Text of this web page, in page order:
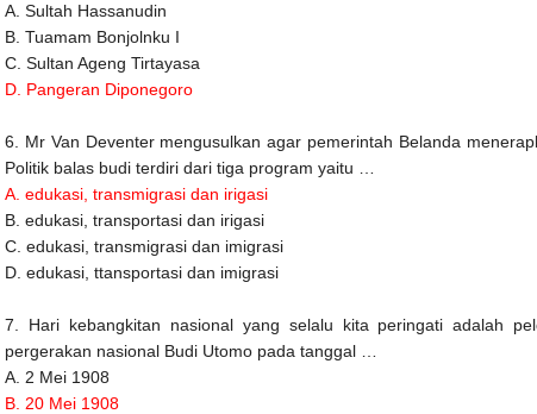
A. Sultah Hassanudin
B. Tuamam Bonjolnku I
C. Sultan Ageng Tirtayasa
D. Pangeran Diponegoro
6. Mr Van Deventer mengusulkan agar pemerintah Belanda
Politik balas budi terdiri dari tiga program yaitu …
A. edukasi, transmigrasi dan irigasi
B. edukasi, transportasi dan irigasi
C. edukasi, transmigrasi dan imigrasi
D. edukasi, ttansportasi dan imigrasi
7. Hari kebangkitan nasional yang selalu kita peringati adalah
pergerakan nasional Budi Utomo pada tanggal …
A. 2 Mei 1908
B. 20 Mei 1908